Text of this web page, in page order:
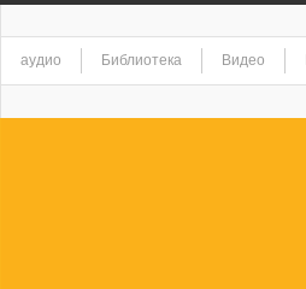
аудио Библиотека Видео